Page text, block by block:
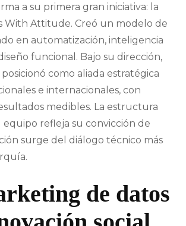
a su primera gran iniciativa: la
With Attitude. Creó un modelo de
en automatización, inteligencia
funcional. Bajo su dirección,
posicionó como aliada estratégica
e internacionales, con
medibles. La estructura
refleja su convicción de
surge del diálogo técnico más
de datos